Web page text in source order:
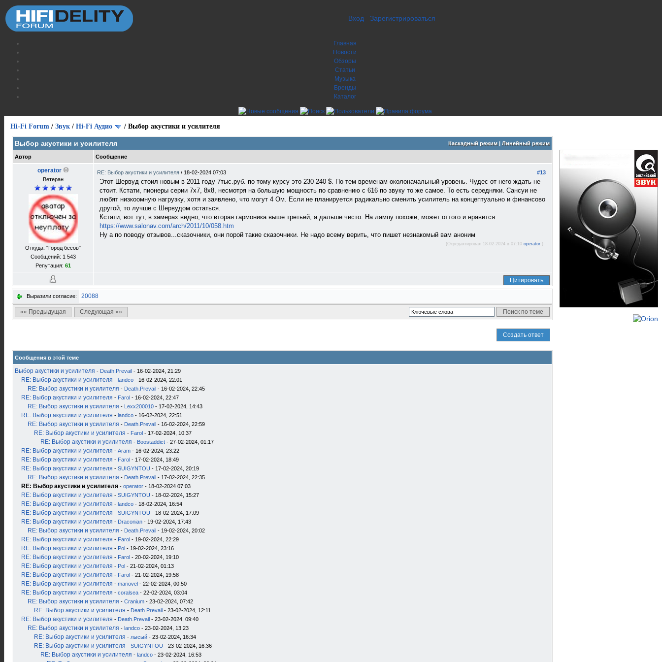
Вход Зарегистрироваться
Главная
Новости
Обзоры
Статьи
Музыка
Бренды
Каталог
Hi-Fi Forum / Звук / Hi-Fi Аудио / Выбор акустики и усилителя
Каскадный режим| Линейный режим
Выбор акустики и усилителя
Автор Сообщение
operator
Ветеран
Откуда: "Город бесов"
Сообщений: 1 543
Репутация: 61
#13
RE: Выбор акустики и усилителя / 18-02-2024 07:03
Этот Шервуд стоил новым в 2011 году 7тыс.руб. по тому курсу это 230-240 $. По тем временам околоначальный уровень. Чудес от него ждать не
стоит. Кстати, пионеры серии 7х7, 8х8, несмотря на большую мощность по сравнению с 616 по звуку то же самое. То есть середняки. Сансуи не
любят низкоомную нагрузку, хотя и заявлено, что могут 4 Ом. Если не планируется радикально сменить усилитель на концептуально и финансово
другой, то лучше с Шервудом остаться.
Кстати, вот тут, в замерах видно, что вторая гармоника выше третьей, а дальше чисто. На лампу похоже, может оттого и нравится
https://www.salonav.com/arch/2011/10/058.htm
Ну а по поводу отзывов...сказочники, они порой такие сказочники. Не надо всему верить, что пишет незнакомый вам аноним
(Отредактировал 18-02-2024 в 07:10 operator.)
Цитировать
Выразили согласие: 20088
«« Предыдущая Следующая »»
Создать ответ
Сообщения в этой теме
Выбор акустики и усилителя - Death.Prevail - 16-02-2024, 21:29
RE: Выбор акустики и усилителя - landco - 16-02-2024, 22:01
RE: Выбор акустики и усилителя - Death.Prevail - 16-02-2024, 22:45
RE: Выбор акустики и усилителя - Farol - 16-02-2024, 22:47
RE: Выбор акустики и усилителя - Lexx200010 - 17-02-2024, 14:43
RE: Выбор акустики и усилителя - landco - 16-02-2024, 22:51
RE: Выбор акустики и усилителя - Death.Prevail - 16-02-2024, 22:59
RE: Выбор акустики и усилителя - Farol - 17-02-2024, 10:37
RE: Выбор акустики и усилителя - Boostaddict - 27-02-2024, 01:17
RE: Выбор акустики и усилителя - Aram - 16-02-2024, 23:22
RE: Выбор акустики и усилителя - Farol - 17-02-2024, 18:49
RE: Выбор акустики и усилителя - SUIGYNTOU - 17-02-2024, 20:19
RE: Выбор акустики и усилителя - Death.Prevail - 17-02-2024, 22:35
RE: Выбор акустики и усилителя - operator - 18-02-2024 07:03
RE: Выбор акустики и усилителя - SUIGYNTOU - 18-02-2024, 15:27
RE: Выбор акустики и усилителя - landco - 18-02-2024, 16:54
RE: Выбор акустики и усилителя - SUIGYNTOU - 18-02-2024, 17:09
RE: Выбор акустики и усилителя - Draconian - 19-02-2024, 17:43
RE: Выбор акустики и усилителя - Death.Prevail - 19-02-2024, 20:02
RE: Выбор акустики и усилителя - Farol - 19-02-2024, 22:29
RE: Выбор акустики и усилителя - Pol - 19-02-2024, 23:16
RE: Выбор акустики и усилителя - Farol - 20-02-2024, 19:10
RE: Выбор акустики и усилителя - Pol - 21-02-2024, 01:13
RE: Выбор акустики и усилителя - Farol - 21-02-2024, 19:58
RE: Выбор акустики и усилителя - mariovel - 22-02-2024, 00:50
RE: Выбор акустики и усилителя - coralsea - 22-02-2024, 03:04
RE: Выбор акустики и усилителя - Cranium - 23-02-2024, 07:42
RE: Выбор акустики и усилителя - Death.Prevail - 23-02-2024, 12:11
RE: Выбор акустики и усилителя - Death.Prevail - 23-02-2024, 09:40
RE: Выбор акустики и усилителя - landco - 23-02-2024, 13:23
RE: Выбор акустики и усилителя - лысый - 23-02-2024, 16:34
RE: Выбор акустики и усилителя - SUIGYNTOU - 23-02-2024, 16:36
RE: Выбор акустики и усилителя - landco - 23-02-2024, 16:53